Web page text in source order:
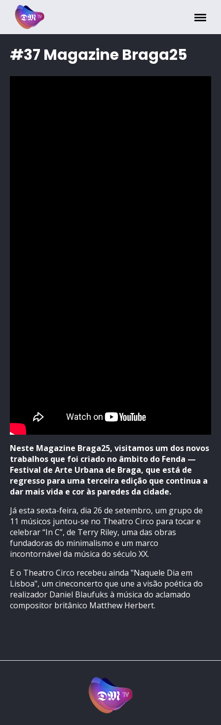
#37 Magazine Braga25
Neste Magazine Braga25, visitamos um dos novos
trabalhos que foi criado no âmbito do Fenda —
Festival de Arte Urbana de Braga, que está de
regresso para uma terceira edição que continua a
dar mais vida e cor às paredes da cidade.
Já esta sexta-feira, dia 26 de setembro, um grupo de
11 músicos juntou-se no Theatro Circo para tocar e
celebrar “In C”, de Terry Riley, uma das obras
fundadoras do minimalismo e um marco
incontornável da música do século XX.
E o Theatro Circo recebeu ainda "Naquele Dia em
Lisboa", um cineconcerto que une a visão poética do
realizador Daniel Blaufuks à música do aclamado
compositor britânico Matthew Herbert.
Painel de Gerenciamento de Cookies